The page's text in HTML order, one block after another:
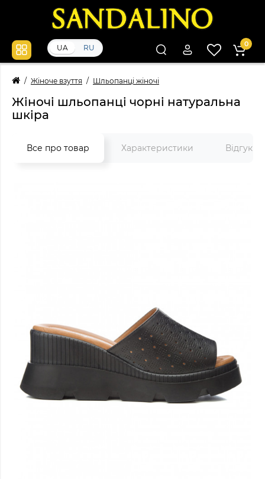
UA RU 0
Жіноче взуття Шльопанці жіночі
Жіночі шльопанці чорні натуральна
шкіра
Все про товар Характеристики Відгуки